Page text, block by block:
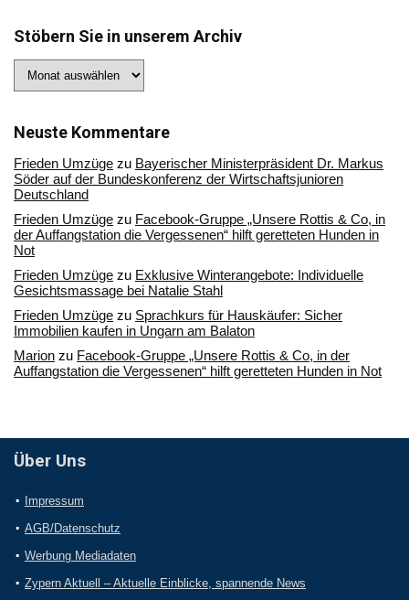
Stöbern Sie in unserem Archiv
Sie
Archiv
Neuste Kommentare
Frieden Umzüge zu Bayerischer Ministerpräsident Dr. Markus
Söder auf der Bundeskonferenz der Wirtschaftsjunioren
Deutschland
Frieden Umzüge zu Facebook-Gruppe „Unsere Rottis & Co, in
der Auffangstation die Vergessenen“ hilft geretteten Hunden in
Not
Frieden Umzüge zu Exklusive Winterangebote: Individuelle
Gesichtsmassage bei Natalie Stahl
Frieden Umzüge zu Sprachkurs für Hauskäufer: Sicher
Immobilien kaufen in Ungarn am Balaton
Marion zu Facebook-Gruppe „Unsere Rottis & Co, in der
Auffangstation die Vergessenen“ hilft geretteten Hunden in Not
Über Uns
Impressum
AGB/Datenschutz
Werbung Mediadaten
Zypern Aktuell – Aktuelle Einblicke, spannende News